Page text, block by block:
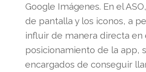
Google Imágenes. En el
de pantalla y los iconos, a
influir de manera directa en
posicionamiento de la app,
encargados de conseguir